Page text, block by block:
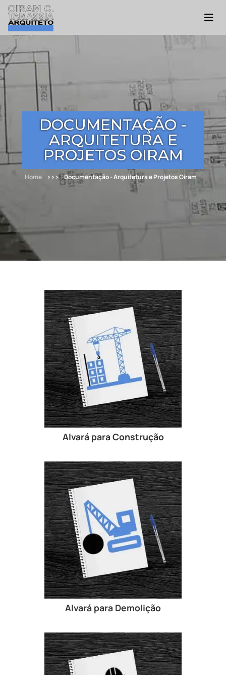
DOCUMENTAÇÃO -
ARQUITETURA E
PROJETOS OIRAM
Home Documentação - Arquitetura e Projetos Oiram
Alvará para Construção
Alvará para Demolição